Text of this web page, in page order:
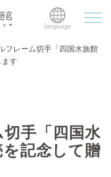
フレーム切手「四国水族館
す
手「四国水
記念して贈